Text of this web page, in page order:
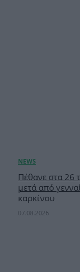
Πέθανε στα 26
μετά από
καρκίνου
07.08.2026